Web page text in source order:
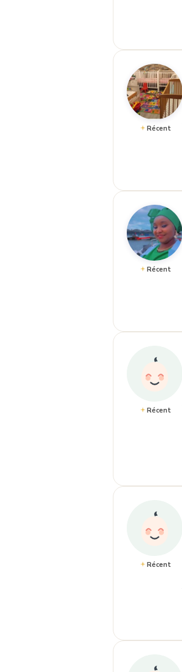
Récent
Récent
Récent
Récent